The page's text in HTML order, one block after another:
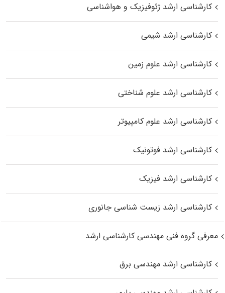
کارشناسی ارشد ژئوفیزیک و هواشناسی
کارشناسی ارشد شیمی
کارشناسی ارشد علوم زمین
کارشناسی ارشد علوم شناختی
کارشناسی ارشد علوم کامپیوتر
کارشناسی ارشد فوتونیک
کارشناسی ارشد فیزیک
کارشناسی ارشد زیست‌ شناسی جانوری
معرفی گروه فنی مهندسی کارشناسی ارشد
کارشناسی ارشد مهندسی برق